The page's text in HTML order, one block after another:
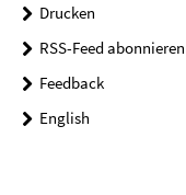
Drucken
RSS-Feed abonnieren
Feedback
English